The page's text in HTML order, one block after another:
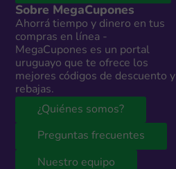
Sobre MegaCupones
Ahorrá tiempo y dinero en tus
compras en línea -
MegaCupones es un portal
uruguayo que te ofrece los
mejores códigos de descuento y
rebajas.
¿Quiénes somos?
Preguntas frecuentes
Nuestro equipo